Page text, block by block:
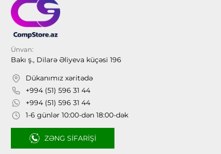
Ünvan:
Bakı ş., Dilarə Əliyeva küçəsi 196
Dükanımız xəritədə
+994 (51) 596 31 44
+994 (51) 596 31 44
1-6 günlər 10:00-dən 18:00-dək
ZƏNG SIFARIŞI